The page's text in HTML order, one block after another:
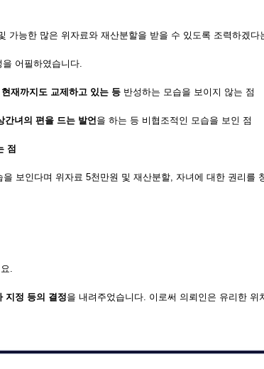
능한 많은 위자료와 재산분할을 받을 수 있도록 조력하겠다
어필하였습니다.
재까지도 교제하고 있는 등 반성하는 모습을 보이지 않는 점
간녀의 편을 드는 발언을 하는 등 비협조적인 모습을 보인 점
점
보인다며 위자료 5천만원 및 재산분할, 자녀에 대한 권리를
.
지정 등의 결정을 내려주었습니다. 이로써 의뢰인은 유리한